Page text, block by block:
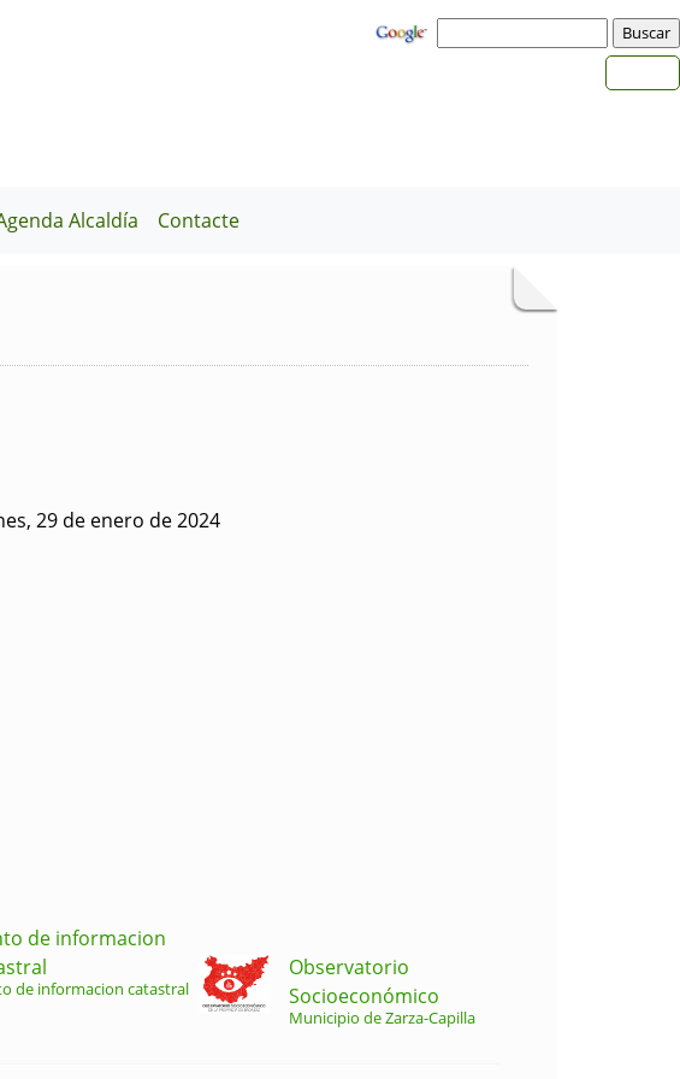
Alcaldía Contacte
29 de enero de 2024
de informacion
de informacion catastral
Observatorio
Socioeconómico
Municipio de Zarza-Capilla